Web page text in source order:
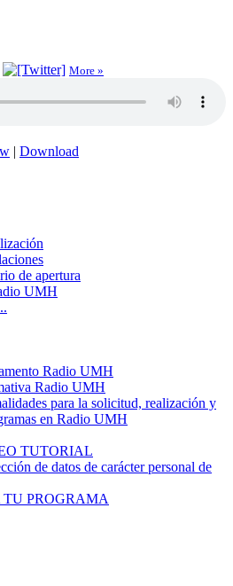
More »
| Download
de apertura
UMH
Radio UMH
Radio UMH
para la solicitud, realización y
en Radio UMH
TUTORIAL
de datos de carácter personal de
TU PROGRAMA